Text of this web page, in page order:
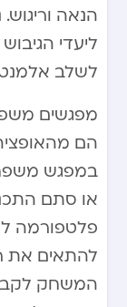
הנאה
ליעדי
לשלב
מפגשים
הם
במפגש
או סתם
פלטפורמה
להתאים את
המשחק